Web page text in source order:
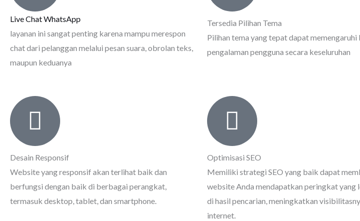
Live Chat WhatsApp
layanan ini sangat penting karena mampu merespon
chat dari pelanggan melalui pesan suara, obrolan teks,
maupun keduanya
Tersedia Pilihan Tema
Pilihan tema yang tepat dapat memengaruhi
pengalaman pengguna secara keseluruhan
Desain Responsif
Website yang responsif akan terlihat baik dan
berfungsi dengan baik di berbagai perangkat,
termasuk desktop, tablet, dan smartphone.
Optimisasi SEO
Memiliki strategi SEO yang baik dapat
website Anda mendapatkan peringkat yang
di hasil pencarian, meningkatkan
internet.